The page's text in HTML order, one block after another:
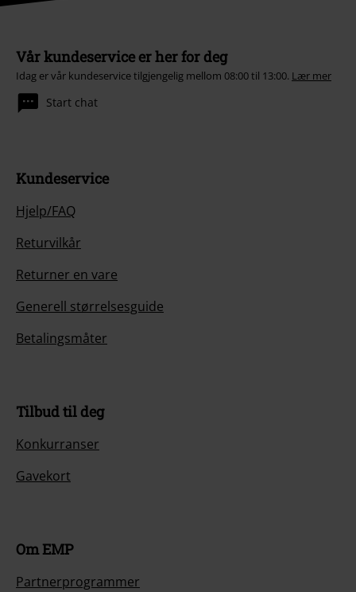
Vår kundeservice er her for deg
Idag er vår kundeservice tilgjengelig mellom 08:00 til 13:00. Lær mer
Start chat
Kundeservice
Hjelp/FAQ
Returvilkår
Returner en vare
Generell størrelsesguide
Betalingsmåter
Tilbud til deg
Konkurranser
Gavekort
Om EMP
Partnerprogrammer